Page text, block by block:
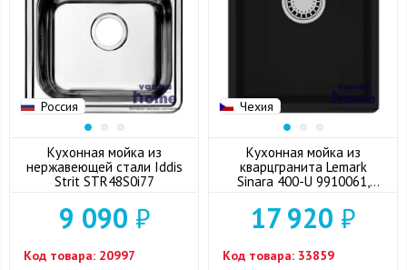
Россия
Кухонная мойка из
нержавеющей стали Iddis
Strit STR48S0i77
9 090 ₽
Код товара: 20997
Чехия
Кухонная мойка из
кварцгранита Lemark
Sinara 400-U 9910061,
17 920 ₽
Код товара: 33859